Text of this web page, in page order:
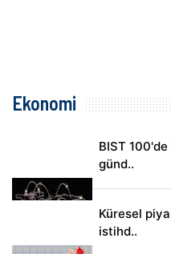
Ekonomi
BIST
günd..
Küresel
istihd..